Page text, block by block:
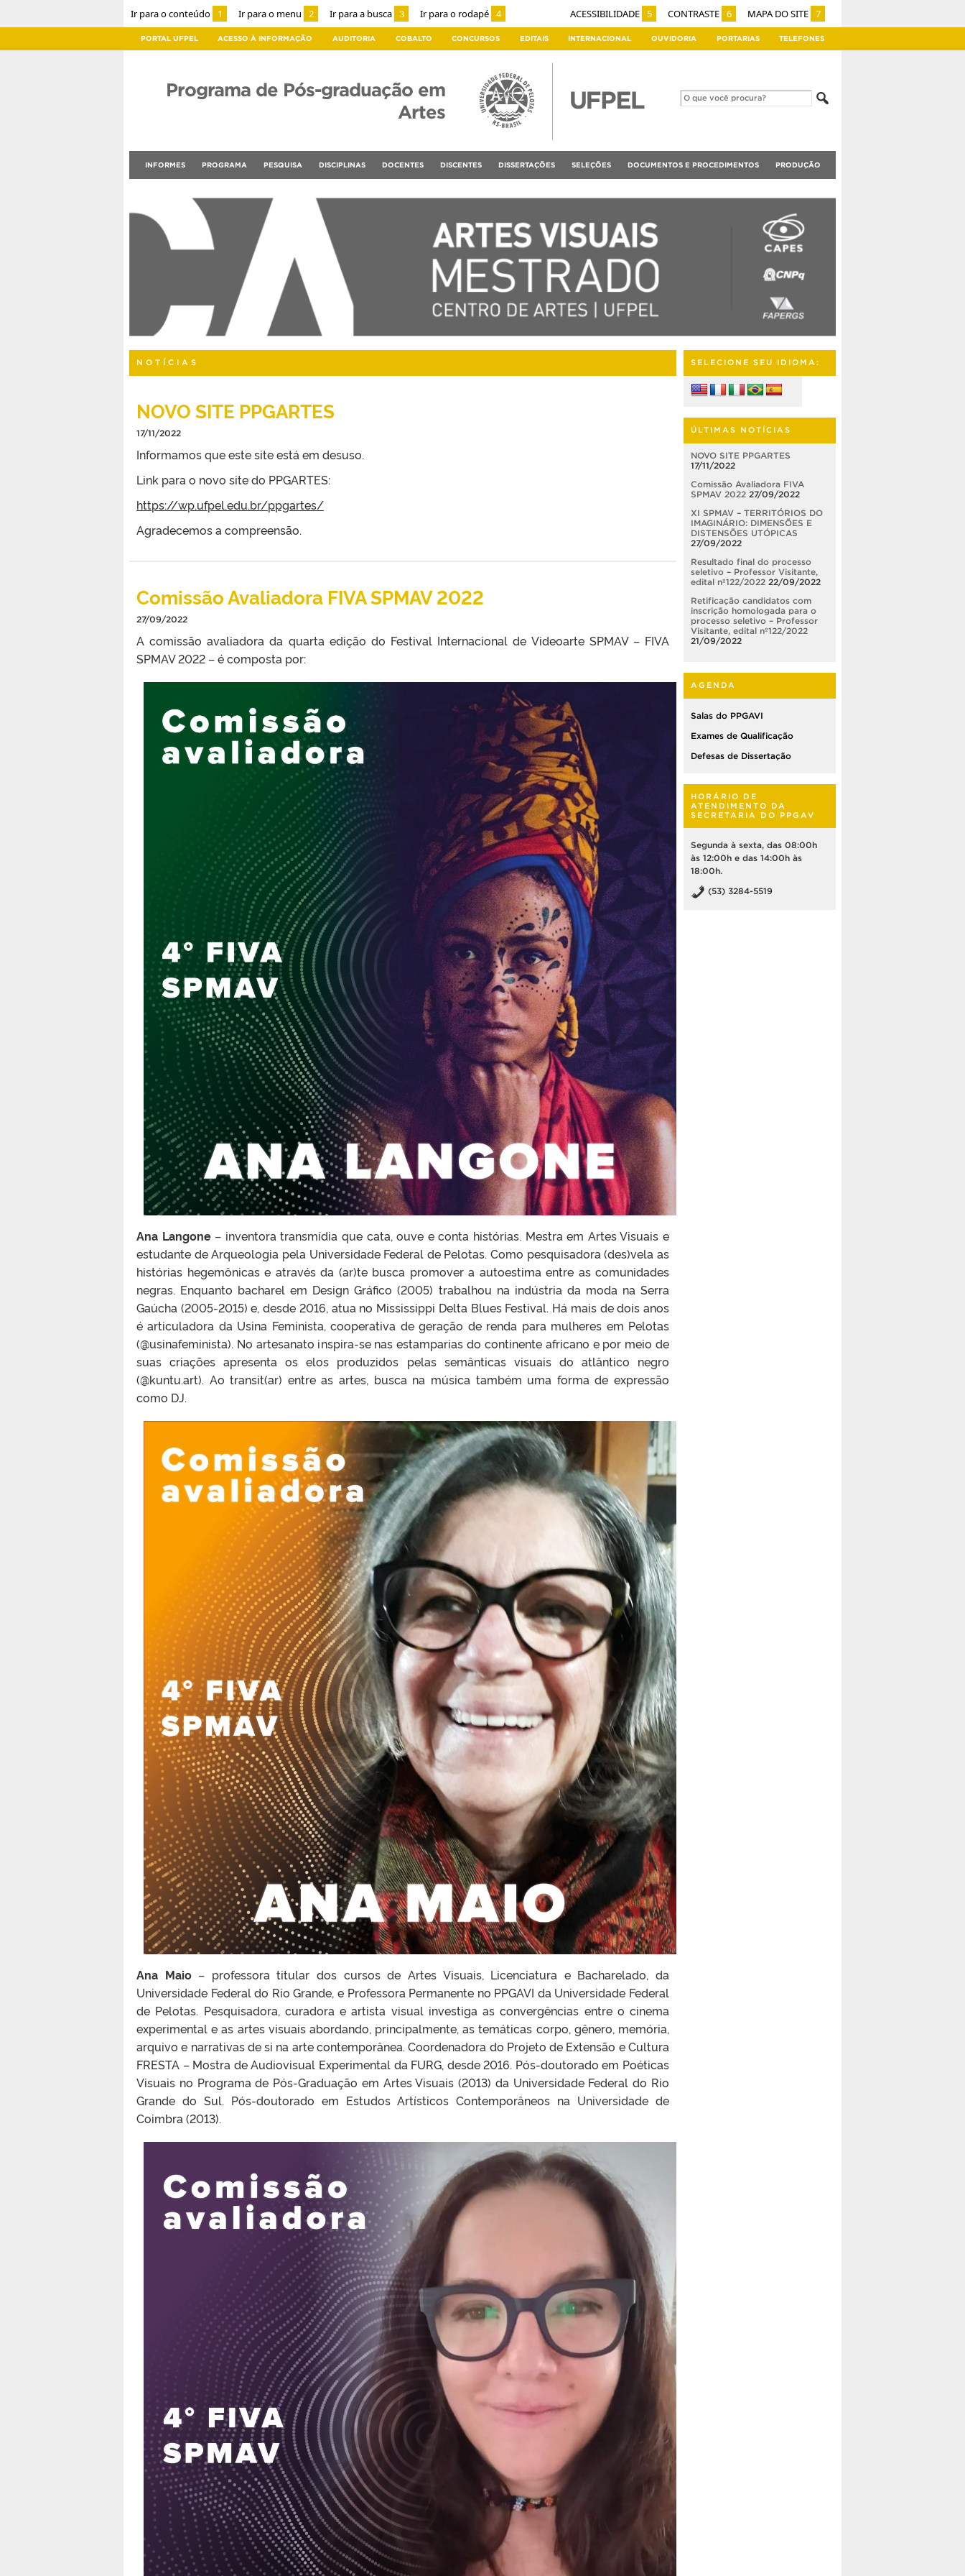
Ir para o conteúdo 1 Ir para o menu 2 Ir para a busca 3 Ir para o rodapé 4 ACESSIBILIDADE 5 CONTRASTE 6 MAPA DO SITE 7
PORTAL UFPEL ACESSO À INFORMAÇÃO AUDITORIA COBALTO CONCURSOS EDITAIS INTERNACIONAL OUVIDORIA PORTARIAS TELEFONES
Programa de Pós-graduação em
Artes
INFORMES PROGRAMA PESQUISA DISCIPLINAS DOCENTES DISCENTES DISSERTAÇÕES SELEÇÕES DOCUMENTOS E PROCEDIMENTOS PRODUÇÃO
NOTÍCIAS
NOVO SITE PPGARTES
17/11/2022
Informamos que este site está em desuso.
Link para o novo site do PPGARTES:
https://wp.ufpel.edu.br/ppgartes/
Agradecemos a compreensão.
Comissão Avaliadora FIVA SPMAV 2022
27/09/2022
A comissão avaliadora da quarta edição do Festival Internacional de Videoarte SPMAV – FIVA
SPMAV 2022 – é composta por:
Ana Langone– inventora transmídia que cata, ouve e conta histórias. Mestra em Artes Visuais e
estudante de Arqueologia pela Universidade Federal de Pelotas. Como pesquisadora (des)vela as
histórias hegemônicas e através da (ar)te busca promover a autoestima entre as comunidades
negras. Enquanto bacharel em Design Gráfico (2005) trabalhou na indústria da moda na Serra
Gaúcha (2005-2015) e, desde 2016, atua no Mississippi Delta Blues Festival. Há mais de dois anos
é articuladora da Usina Feminista, cooperativa de geração de renda para mulheres em Pelotas
(@usinafeminista). No artesanato inspira-se nas estamparias do continente africano e por meio de
suas criações apresenta os elos produzidos pelas semânticas visuais do atlântico negro
(@kuntu.art). Ao transit(ar) entre as artes, busca na música também uma forma de expressão
como DJ.
Ana Maio– professora titular dos cursos de Artes Visuais, Licenciatura e Bacharelado, da
Universidade Federal do Rio Grande, e Professora Permanente no PPGAVI da Universidade Federal
de Pelotas. Pesquisadora, curadora e artista visual investiga as convergências entre o cinema
experimental e as artes visuais abordando, principalmente, as temáticas corpo, gênero, memória,
arquivo e narrativas de si na arte contemporânea. Coordenadora do Projeto de Extensão e Cultura
FRESTA – Mostra de Audiovisual Experimental da FURG, desde 2016. Pós-doutorado em Poéticas
Visuais no Programa de Pós-Graduação em Artes Visuais (2013) da Universidade Federal do Rio
Grande do Sul. Pós-doutorado em Estudos Artísticos Contemporâneos na Universidade de
Coimbra (2013).
SELECIONE SEU IDIOMA:
ÚLTIMAS NOTÍCIAS
NOVO SITE PPGARTES
17/11/2022
Comissão Avaliadora FIVA
SPMAV 2022 27/09/2022
XI SPMAV – TERRITÓRIOS DO
IMAGINÁRIO: DIMENSÕES E
DISTENSÕES UTÓPICAS
27/09/2022
Resultado final do processo
seletivo – Professor Visitante,
edital nº122/2022 22/09/2022
Retificação candidatos com
inscrição homologada para o
processo seletivo – Professor
Visitante, edital nº122/2022
21/09/2022
AGENDA
Salas do PPGAVI
Exames de Qualificação
Defesas de Dissertação
HORÁRIO DE
ATENDIMENTO DA
SECRETARIA DO PPGAV
Segunda à sexta, das 08:00h
às 12:00h e das 14:00h às
18:00h.
(53) 3284-5519